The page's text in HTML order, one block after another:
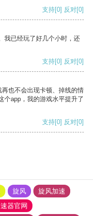
支持[0] 反对[0]
我已经玩了好几个小时，还
支持[0] 反对[0]
也不会出现卡顿、掉线的情
个app，我的游戏水平提升了
支持[0] 反对[0]
旋风
旋风加速
器官网